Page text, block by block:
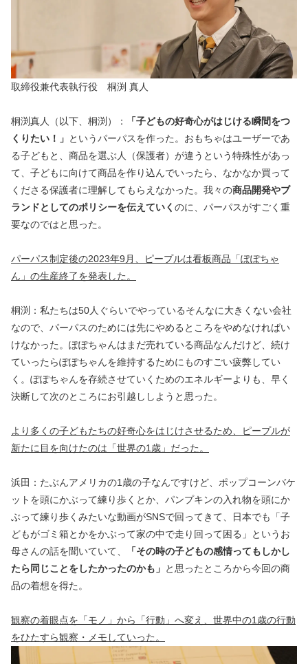
取締役兼代表執行役　桐渕 真人
桐渕真人（以下、桐渕）：
「子どもの好奇心がはじける瞬間をつ
くりたい！」 というパーパスを作った。おもちゃはユーザーであ
る子どもと、商品を選ぶ人（保護者）が違うという特殊性があっ
て、子どもに向けて商品を作り込んでいったら、なかなか買って
くださる保護者に理解してもらえなかった。我々の商品開発やブ
ランドとしてのポリシーを伝えていく のに、パーパスがすごく重
要なのではと思った。
パーパス制定後の2023年9月、ピープルは看板商品「ぽぽちゃ
ん」の生産終了を発表した。
桐渕：私たちは50人ぐらいでやっているそんなに大きくない会社
なので、パーパスのためには先にやめるところをやめなければい
けなかった。ぽぽちゃんはまだ売れている商品なんだけど、続け
ていったらぽぽちゃんを維持するためにものすごい疲弊してい
く。ぽぽちゃんを存続させていくためのエネルギーよりも、早く
決断して次のところにお引越ししようと思った。
より多くの子どもたちの好奇心をはじけさせるため、ピープルが
新たに目を向けたのは「世界の1歳」だった。
浜田：たぶんアメリカの1歳の子なんですけど、ポップコーンバケ
ットを頭にかぶって練り歩くとか、パンプキンの入れ物を頭にか
ぶって練り歩くみたいな動画がSNSで回ってきて、日本でも「子
どもがゴミ箱とかをかぶって家の中で走り回って困る」というお
母さんの話を聞いていて、
「その時の子どもの感情ってもしかし
たら同じことをしたかったのかも」 と思ったところから今回の商
品の着想を得た。
観察の着眼点を「モノ」から「行動」へ変え、世界中の1歳の行動
をひたすら観察・メモしていった。